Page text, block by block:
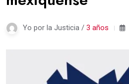
Yo por la Justicia / 3 años